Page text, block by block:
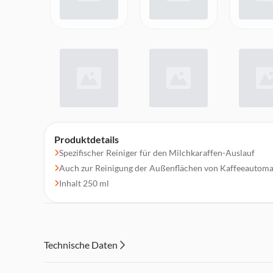
Produktdetails
Spezifischer Reiniger für den Milchkaraffen-Auslauf
Auch zur Reinigung der Außenflächen von
Inhalt 250 ml
Technische Daten